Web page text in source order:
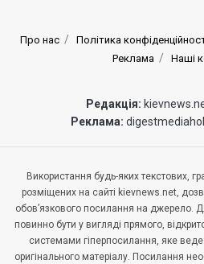
Про нас Політика
Реклама
Наші
Редакція:
Реклама:
Використання будь-яких текстових,
розміщених на сайті kievnews.net,
обов’язкового посилання на джерело.
повинно бути у вигляді прямого,
системами гіперпосилання, яке
оригінального матеріалу. Посилання